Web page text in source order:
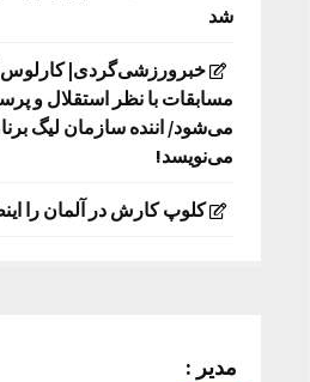
شد
خبرورزشی‌گردی| کارلوس
مسابقات با نظر استقلال و
می‌شود/ اننده سازمان لیگ
می‌نویسد!
کلوپ کارش در آلمان را
مدیر :